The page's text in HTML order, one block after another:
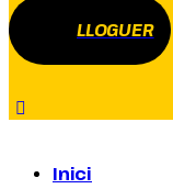
LLOGUER
Inici